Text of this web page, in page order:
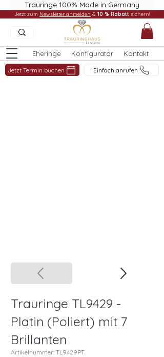
Trauringe 100% Made in Germany
Eheringe Konfigurator Kontakt
Jetzt Termin buchen Einfach anrufen
Jetzt zum Newsletter anmelden & 10 % Rabatt sichern!
Trauringe TL9429 -
Platin (Poliert) mit 7
Brillanten
Artikelnummer: TL9429PT